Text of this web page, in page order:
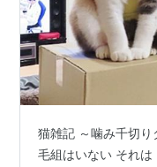
猫雑記 ～噛み千切
毛組はいない それ